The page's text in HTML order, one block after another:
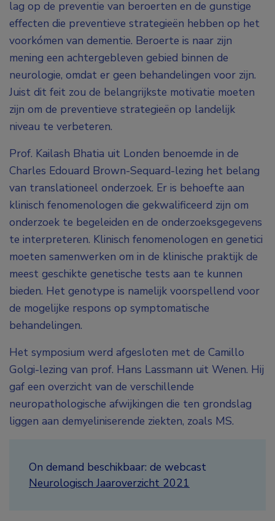
lag op de preventie van beroerten en de gunstige
effecten die preventieve strategieën hebben op het
voorkómen van dementie. Beroerte is naar zijn
mening een achtergebleven gebied binnen de
neurologie, omdat er geen behandelingen voor zijn.
Juist dit feit zou de belangrijkste motivatie moeten
zijn om de preventieve strategieën op landelijk
niveau te verbeteren.
Prof. Kailash Bhatia uit Londen benoemde in de
Charles Edouard Brown-Sequard-lezing het belang
van translationeel onderzoek. Er is behoefte aan
klinisch fenomenologen die gekwalificeerd zijn om
onderzoek te begeleiden en de onderzoeksgegevens
te interpreteren. Klinisch fenomenologen en genetici
moeten samenwerken om in de klinische praktijk de
meest geschikte genetische tests aan te kunnen
bieden. Het genotype is namelijk voorspellend voor
de mogelijke respons op symptomatische
behandelingen.
Het symposium werd afgesloten met de Camillo
Golgi-lezing van prof. Hans Lassmann uit Wenen. Hij
gaf een overzicht van de verschillende
neuropathologische afwijkingen die ten grondslag
liggen aan demyeliniserende ziekten, zoals MS.
On demand beschikbaar: de webcast
Neurologisch Jaaroverzicht 2021